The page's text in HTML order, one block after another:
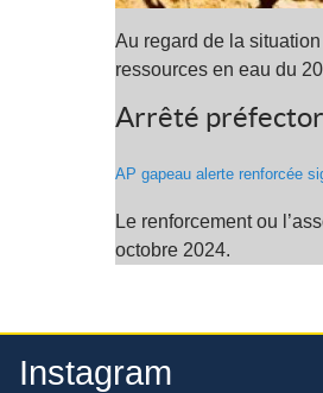
Au regard de la
ressources en eau du
Arrêté
AP gapeau alerte renforcée
Le renforcement ou
octobre 2024.
Instagram